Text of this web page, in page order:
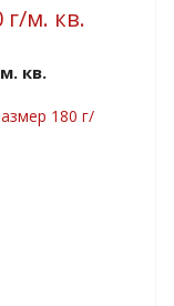
кв.
180 г/